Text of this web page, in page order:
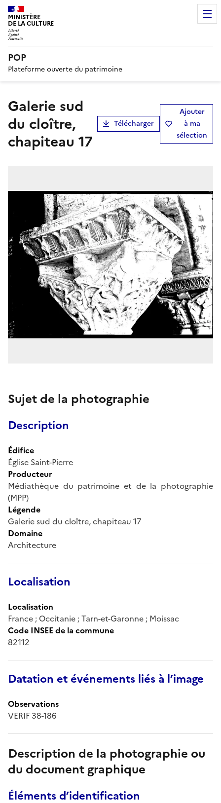
MINISTÈRE
DE LA CULTURE
POP
Plateforme ouverte du patrimoine
Galerie sud
du cloître,
chapiteau 17
Télécharger
Ajouter
à ma
sélection
Sujet de la photographie
Description
Édifice
Église Saint-Pierre
Producteur
Médiathèque du patrimoine et de la photographie
(MPP)
Légende
Galerie sud du cloître, chapiteau 17
Domaine
Architecture
Localisation
Localisation
France ; Occitanie ; Tarn-et-Garonne ; Moissac
Code INSEE de la commune
82112
Datation et événements liés à l’image
Observations
VERIF 38-186
Description de la photographie ou
du document graphique
Éléments d’identification